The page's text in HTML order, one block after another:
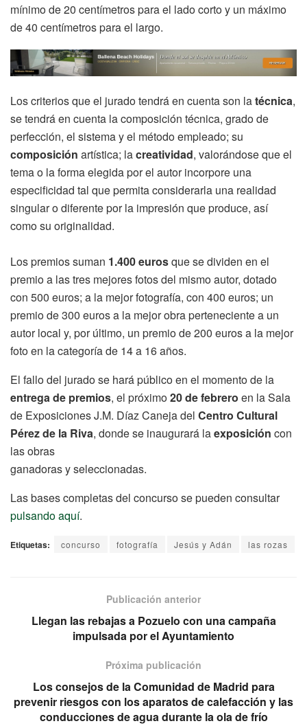
mínimo de 20 centímetros para el lado corto y un máximo
de 40 centímetros para el largo.
Los criterios que el jurado tendrá en cuenta son latécnica,
se tendrá en cuenta la composición técnica, grado de
perfección, el sistema y el método empleado; su
composición artística; lacreatividad, valorándose que el
tema o la forma elegida por el autor incorpore una
especificidad tal que permita considerarla una realidad
singular o diferente por la impresión que produce, así
como su originalidad.
Los premios suman 1.400 eurosque se dividen en el
premio a las tres mejores fotos del mismo autor, dotado
con 500 euros; a la mejor fotografía, con 400 euros; un
premio de 300 euros a la mejor obra perteneciente a un
autor local y, por último, un premio de 200 euros a la mejor
foto en la categoría de 14 a 16 años.
El fallo del jurado se hará público en el momento de la
entrega de premios, el próximo20 de febrero en la Sala
de Exposiciones J.M. Díaz Caneja del Centro Cultural
Pérez de la Riva, donde se inaugurará laexposición con
las obras
ganadoras y seleccionadas.
Las bases completas del concurso se pueden consultar
pulsando aquí.
Etiquetas: concurso fotografía Jesús y Adán las rozas
Publicación anterior
Llegan las rebajas a Pozuelo con una campaña
impulsada por el Ayuntamiento
Próxima publicación
Los consejos de la Comunidad de Madrid para
prevenir riesgos con los aparatos de calefacción y las
conducciones de agua durante la ola de frío